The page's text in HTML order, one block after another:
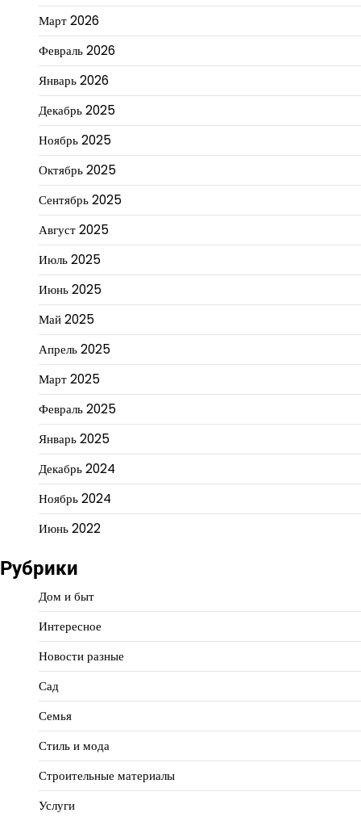
Март 2026
Февраль 2026
Январь 2026
Декабрь 2025
Ноябрь 2025
Октябрь 2025
Сентябрь 2025
Август 2025
Июль 2025
Июнь 2025
Май 2025
Апрель 2025
Март 2025
Февраль 2025
Январь 2025
Декабрь 2024
Ноябрь 2024
Июнь 2022
Рубрики
Дом и быт
Интересное
Новости разные
Сад
Семья
Стиль и мода
Строительные материалы
Услуги